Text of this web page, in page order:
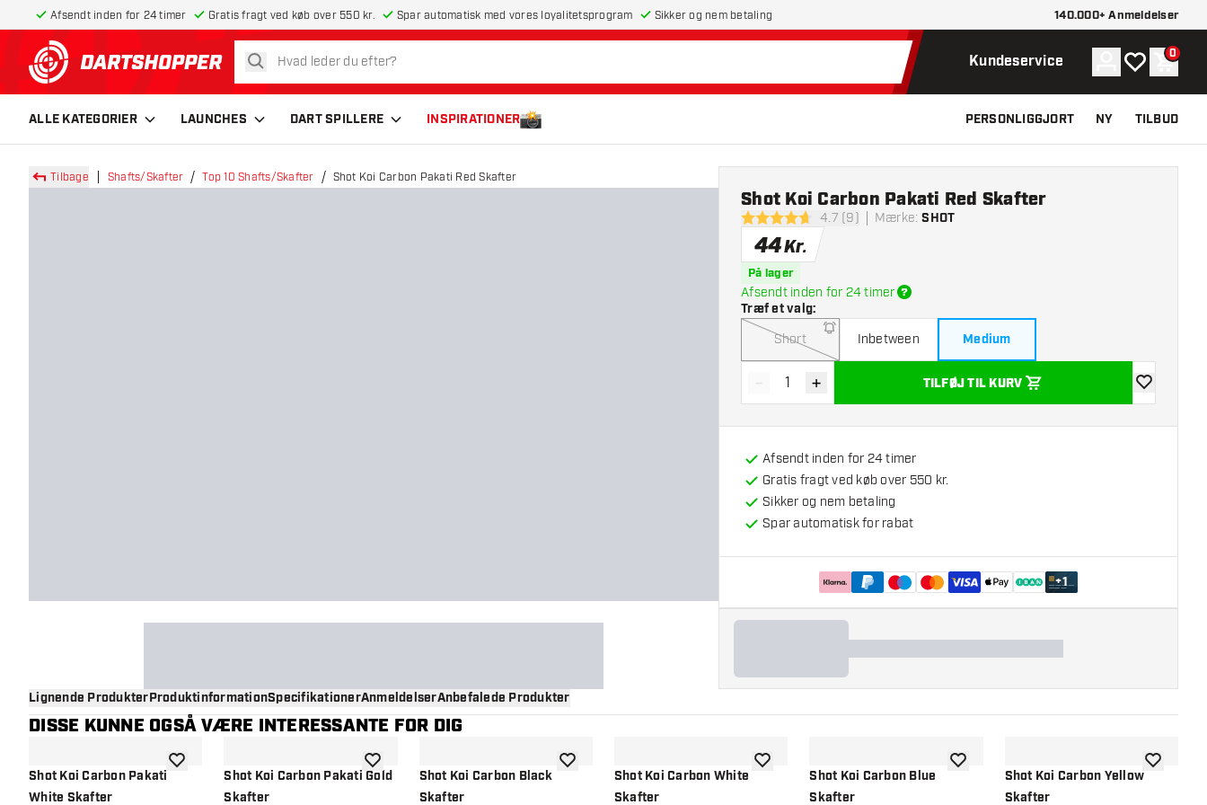
Afsendt inden for 24 timer Gratis fragt ved køb over 550 kr. Spar automatisk med vores loyalitetsprogram Sikker og nem betaling 140.000+ Anmeldelser
tilbage til forsiden
søg Kundeservice Konto
Min 0
ALLE KATEGORIER LAUNCHES DART SPILLERE INSPIRATIONER PERSONLIGGJORT NY TILBUD
Tilbage Shafts/Skafter Top 10 Shafts/Skafter Shot Koi Carbon Pakati Red Skafter
4.7 bedømmelsesstjerner
4.7 (9) Mærke: SHOT
Shot Koi Carbon Pakati Red Skafter
44Kr.
På lager
Afsendt inden for 24 timer
Træf et valg:
Short Inbetween Medium
Reducér antal
- Øg antal
+ TILFØJ TIL KURV
tilføje til
Afsendt inden for 24 timer
Gratis fragt ved køb over 550 kr.
Sikker og nem betaling
Spar automatisk for rabat
+1
Lignende ProdukterProduktinformationSpecifikationerAnmeldelserAnbefalede Produkter
DISSE KUNNE OGSÅ VÆRE INTERESSANTE FOR DIG
Shot Koi Carbon Pakati
White Skafter
tilføje til ønskelisteShot Koi Carbon Pakati Gold
Skafter
tilføje til ønskelisteShot Koi Carbon Black
Skafter
tilføje til ønskelisteShot Koi Carbon White
Skafter
tilføje til ønskelisteShot Koi Carbon Blue
Skafter
tilføje til ønskelisteShot Koi Carbon Yellow
Skafter
tilføje til